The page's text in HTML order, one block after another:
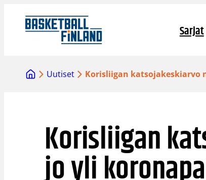
sisältöön
Sarjat
Uutiset Korisliigan katsojakeskiarvo
Korisliigan
jo yli